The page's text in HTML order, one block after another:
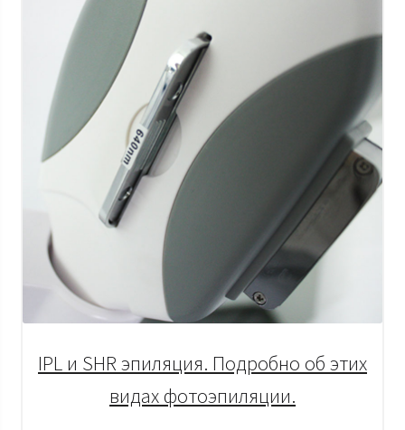
IPL и SHR эпиляция. Подробно об этих
видах фотоэпиляции.